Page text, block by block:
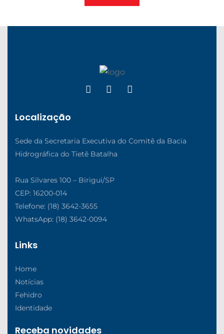
Localização
Sede da Secretaria Executiva do Comitê da Bacia
Hidrográfica do Tietê Batalha
Rua Silvares 100 – Birigui/SP
CEP: 16200-014
Telefone: (18) 3642-3655
WhatsApp: (18) 3642-0094
Links
Home
Notícias
Fehidro
Identidade
Receba novidades